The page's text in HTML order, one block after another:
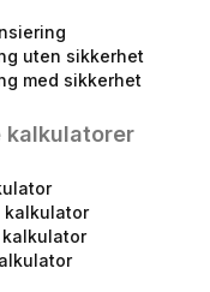
uten sikkerhet
med sikkerhet
kalkulatorer
kalkulator